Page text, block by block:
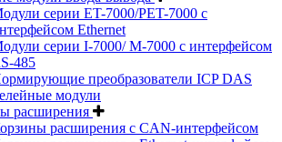
серии ET-7000/PET-7000 с
Ethernet
серии I-7000/ M-7000 с интерфейсом
485
преобразователи ICP DAS
модули
расширения
расширения с CAN-интерфейсом